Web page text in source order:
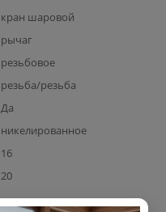
кран шаровой
рычаг
резьбовое
резьба/резьба
Да
никелированное
16
20